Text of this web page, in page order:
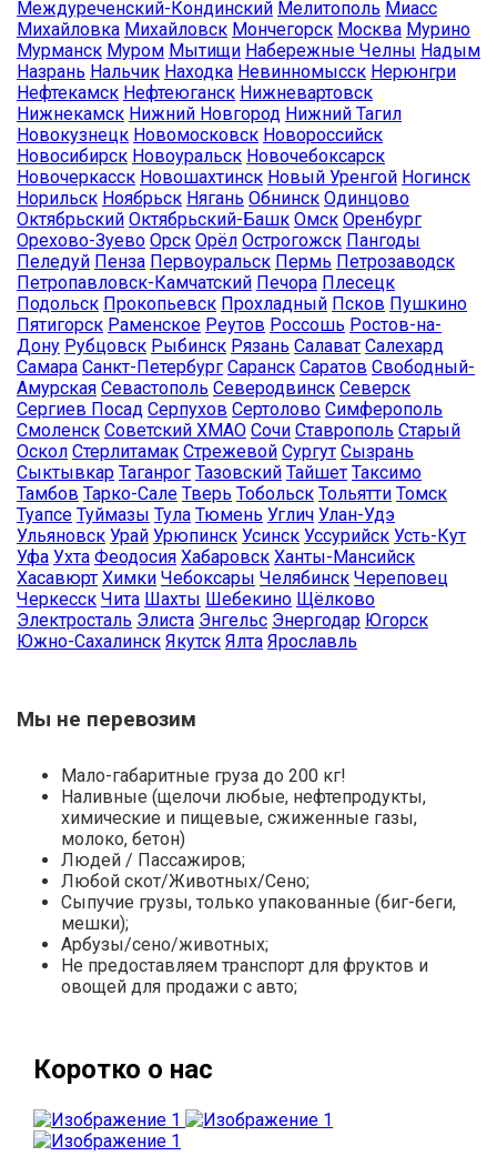
Междуреченский-Кондинский Мелитополь Миасс
Михайловка Михайловск Мончегорск Москва Мурино
Мурманск Муром Мытищи Набережные Челны Надым
Назрань Нальчик Находка Невинномысск Нерюнгри
Нефтекамск Нефтеюганск Нижневартовск
Нижнекамск Нижний Новгород Нижний Тагил
Новокузнецк Новомосковск Новороссийск
Новосибирск Новоуральск Новочебоксарск
Новочеркасск Новошахтинск Новый Уренгой Ногинск
Норильск Ноябрьск Нягань Обнинск Одинцово
Октябрьский Октябрьский-Башк Омск Оренбург
Орехово-Зуево Орск Орёл Острогожск Пангоды
Пеледуй Пенза Первоуральск Пермь Петрозаводск
Петропавловск-Камчатский Печора Плесецк
Подольск Прокопьевск Прохладный Псков Пушкино
Пятигорск Раменское Реутов Россошь Ростов-на-
Дону Рубцовск Рыбинск Рязань Салават Салехард
Самара Санкт-Петербург Саранск Саратов Свободный-
Амурская Севастополь Северодвинск Северск
Сергиев Посад Серпухов Сертолово Симферополь
Смоленск Советский ХМАО Сочи Ставрополь Старый
Оскол Стерлитамак Стрежевой Сургут Сызрань
Сыктывкар Таганрог Тазовский Тайшет Таксимо
Тамбов Тарко-Сале Тверь Тобольск Тольятти Томск
Туапсе Туймазы Тула Тюмень Углич Улан-Удэ
Ульяновск Урай Урюпинск Усинск Уссурийск Усть-Кут
Уфа Ухта Феодосия Хабаровск Ханты-Мансийск
Хасавюрт Химки Чебоксары Челябинск Череповец
Черкесск Чита Шахты Шебекино Щёлково
Электросталь Элиста Энгельс Энергодар Югорск
Южно-Сахалинск Якутск Ялта Ярославль
Мы не перевозим
Мало-габаритные груза до 200 кг!
Наливные (щелочи любые, нефтепродукты,
химические и пищевые, сжиженные газы,
молоко, бетон)
Людей / Пассажиров;
Любой скот/Животных/Сено;
Сыпучие грузы, только упакованные (биг-беги,
мешки);
Арбузы/сено/животных;
Не предоставляем транспорт для фруктов и
овощей для продажи с авто;
Коротко о нас